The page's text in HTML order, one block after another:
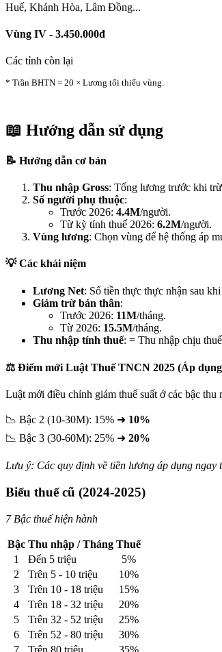
Huế, Khánh Hòa, Lâm Đồng...
Vùng IV - 3.450.000đ
Các tỉnh còn lại
* Trần BHTN = 20 × Lương tối thiểu vùng.
📖 Hướng dẫn sử dụng
📝 Hướng dẫn cơ bản
Thu nhập Gross: Tổng lương trước khi
Số người phụ thuộc:
Trước 2026: 4.4M/người.
Từ kỳ tính thuế 2026: 6.2M/người.
Vùng lương: Chọn vùng để hệ thống áp
💡 Các khái niệm
Lương Net: Số tiền thực thực nhận sau
Giảm trừ bản thân:
Trước 2026: 11M/tháng.
Từ 2026: 15.5M/tháng.
Thu nhập tính thuế: = Thu nhập chịu
⚖️ Điểm mới Luật Thuế TNCN 2025 (Áp
Luật mới điều chỉnh giảm thuế suất ở các bậc
📉 Bậc 2 (10-30M): 15% ➜ 10%
📉 Bậc 3 (30-60M): 25% ➜ 20%
Lưu ý: Các quy định về tiền lương áp dụng ngay
Biểu thuế cũ (2024-2025)
7 Bậc thuế hiện hành
Bậc Thu nhập / Tháng Thuế
1
Đến 5 triệu
5%
2
Trên 5 - 10 triệu
10%
3
Trên 10 - 18 triệu
15%
4
Trên 18 - 32 triệu
20%
5
Trên 32 - 52 triệu
25%
6
Trên 52 - 80 triệu
30%
7
Trên 80 triệu 35%